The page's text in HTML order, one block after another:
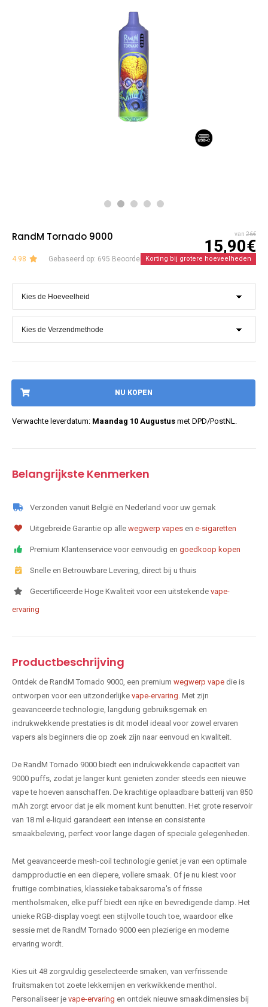
RandM Tornado 9000 van 26€
15,90€
4.98 Gebaseerd op: 695 BeoordelingenKorting bij grotere hoeveelheden
NU KOPEN
Verwachte leverdatum: Maandag 10 Augustus met DPD/PostNL.
Belangrijkste Kenmerken
Verzonden vanuit België en Nederland voor uw gemak
Uitgebreide Garantie op alle wegwerp vapes en e-sigaretten
Premium Klantenservice voor eenvoudig en goedkoop kopen
Snelle en Betrouwbare Levering, direct bij u thuis
Gecertificeerde Hoge Kwaliteit voor een uitstekende vape-
ervaring
Productbeschrijving
Ontdek de RandM Tornado 9000, een premium wegwerp vape die is
ontworpen voor een uitzonderlijke vape-ervaring . Met zijn
geavanceerde technologie, langdurig gebruiksgemak en
indrukwekkende prestaties is dit model ideaal voor zowel ervaren
vapers als beginners die op zoek zijn naar eenvoud en kwaliteit.
De RandM Tornado 9000 biedt een indrukwekkende capaciteit van
9000 puffs, zodat je langer kunt genieten zonder steeds een nieuwe
vape te hoeven aanschaffen. De krachtige oplaadbare batterij van 850
mAh zorgt ervoor dat je elk moment kunt benutten. Het grote reservoir
van 18 ml e-liquid garandeert een intense en consistente
smaakbeleving, perfect voor lange dagen of speciale gelegenheden.
Met geavanceerde mesh-coil technologie geniet je van een optimale
dampproductie en een diepere, vollere smaak. Of je nu kiest voor
fruitige combinaties, klassieke tabaksaroma's of frisse
mentholsmaken, elke puff biedt een rijke en bevredigende damp. Het
unieke RGB-display voegt een stijlvolle touch toe, waardoor elke
sessie met de RandM Tornado 9000 een plezierige en moderne
ervaring wordt.
Kies uit 48 zorgvuldig geselecteerde smaken, van verfrissende
fruitsmaken tot zoete lekkernijen en verkwikkende menthol.
Personaliseer je vape-ervaring en ontdek nieuwe smaakdimensies bij